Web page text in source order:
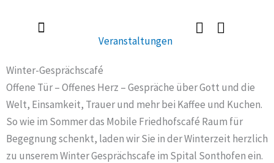
Veranstaltungen
Winter-Gesprächscafé
Offene Tür – Offenes Herz – Gespräche über Gott und die
Welt, Einsamkeit, Trauer und mehr bei Kaffee und Kuchen.
So wie im Sommer das Mobile Friedhofscafé Raum für
Begegnung schenkt, laden wir Sie in der Winterzeit herzlich
zu unserem Winter Gesprächscafe im Spital Sonthofen ein.